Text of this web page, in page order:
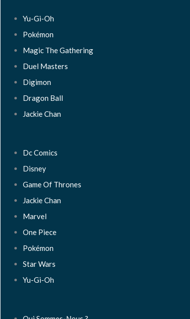
Yu-Gi-Oh
Pokémon
Magic The Gathering
Duel Masters
Digimon
Dragon Ball
Jackie Chan
Dc Comics
Disney
Game Of Thrones
Jackie Chan
Marvel
One Piece
Pokémon
Star Wars
Yu-Gi-Oh